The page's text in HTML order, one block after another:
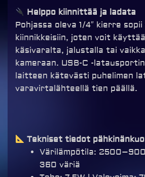
Helppo kiinnittää ja ladata
Pohjassa oleva 1/4″ kierre sopii
kiinnikkeisiin, joten voit
käsivaralta, jalustalla tai
kameraan. USB-C -
laitteen kätevästi puhelimen
varavirtalähteellä tien päällä.
Tekniset tiedot
Värilämpötila:
360 väriä